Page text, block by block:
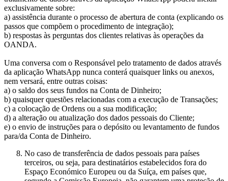
exclusivamente sobre:
a) assistência durante o processo de abertura de conta (explicando os
passos que compõem o procedimento de integração);
b) respostas às perguntas dos clientes relativas às operações da
OANDA.
Uma conversa com o Responsável pelo tratamento de dados através
da aplicação WhatsApp nunca conterá quaisquer links ou anexos,
nem versará, entre outras coisas:
a) o saldo dos seus fundos na Conta de Dinheiro;
b) quaisquer questões relacionadas com a execução de Transações;
c) a colocação de Ordens ou a sua modificação;
d) a alteração ou atualização dos dados pessoais do Cliente;
e) o envio de instruções para o depósito ou levantamento de fundos
para/da Conta de Dinheiro.
No caso de transferência de dados pessoais para países
terceiros, ou seja, para destinatários estabelecidos fora do
Espaço Económico Europeu ou da Suíça, em países que,